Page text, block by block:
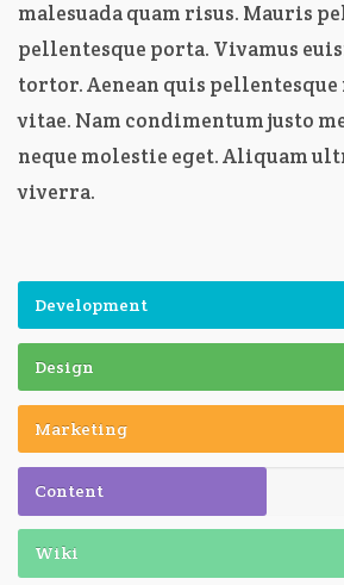
malesuada quam risus. Mauris
pellentesque porta. Vivamus
tortor. Aenean quis
vitae. Nam condimentum justo
neque molestie eget. Aliquam
viverra.
Development
Design
Marketing
Content
Wiki